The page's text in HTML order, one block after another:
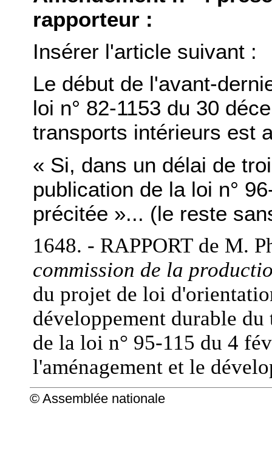
rapporteur :
Insérer l'article suivant :
Le début de l'avant-
loi n° 82-1153 du 30
transports intérieurs est
« Si, dans un délai de
publication de la loi n°
précitée »... (le reste
1648. - RAPPORT de M.
commission de la
du projet de loi
développement durable
de la loi n° 95-115 du 4
l'aménagement et le
© Assemblée nationale